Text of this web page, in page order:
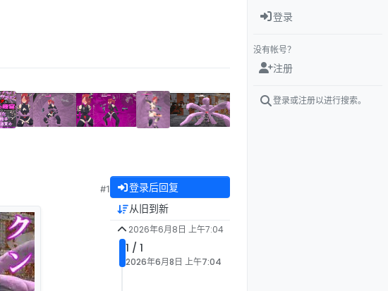
#1 登录后回复
从旧到新
2026年6月8日 上午7:04
1 / 1
2026年6月8日 上午7:04
登录
没有帐号？
注册
登录或注册以进行搜索。